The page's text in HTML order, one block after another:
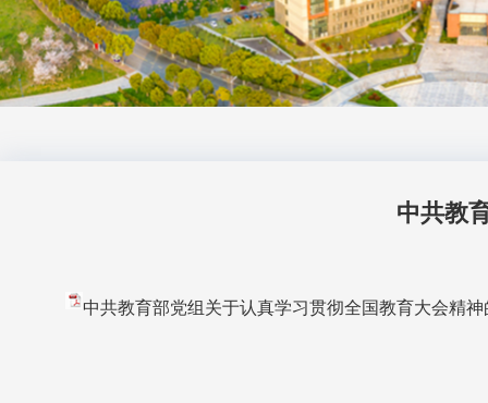
中共教
中共教育部党组关于认真学习贯彻全国教育大会精